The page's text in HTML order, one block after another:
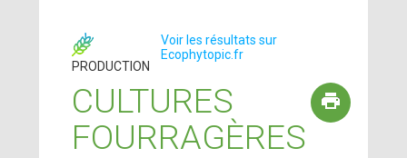
PRODUCTION
Voir les résultats sur
Ecophytopic.fr
CULTURES
FOURRAGÈRES